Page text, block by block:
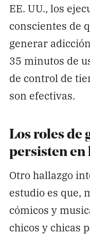
EE. UU., los
conscientes de
generar
35 minutos de
de control de
son efectivas.
Los roles de
persisten en
Otro hallazgo
estudio es que,
cómicos y
chicos y chicas